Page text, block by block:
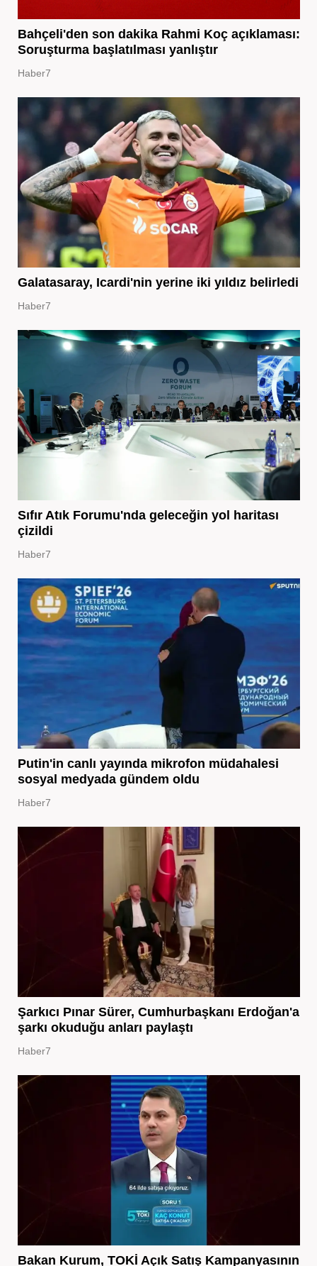
Bahçeli'den son dakika Rahmi Koç açıklaması:
Soruşturma başlatılması yanlıştır
Haber7
Galatasaray, Icardi'nin yerine iki yıldız belirledi
Haber7
Sıfır Atık Forumu'nda geleceğin yol haritası
çizildi
Haber7
Putin'in canlı yayında mikrofon müdahalesi
sosyal medyada gündem oldu
Haber7
Şarkıcı Pınar Sürer, Cumhurbaşkanı Erdoğan'a
şarkı okuduğu anları paylaştı
Haber7
Bakan Kurum, TOKİ Açık Satış Kampanyasının